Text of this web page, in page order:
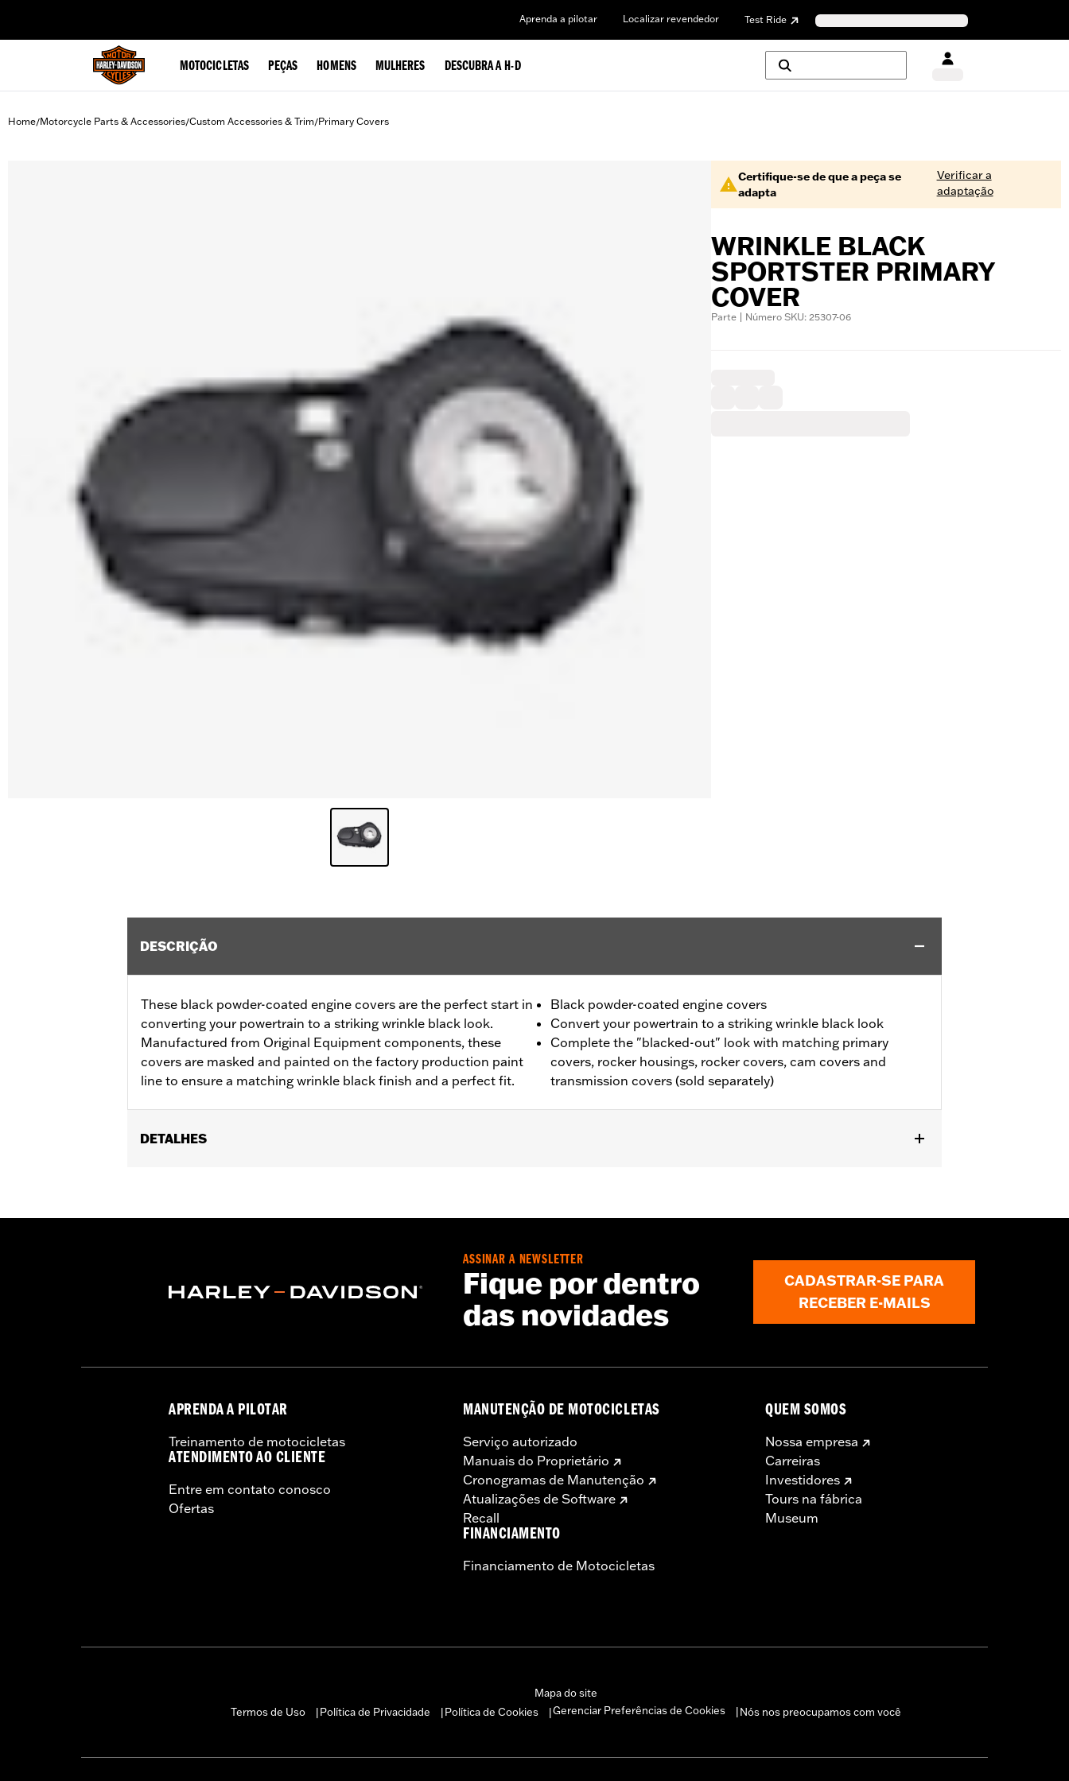
Aprenda a pilotar Localizar revendedor Test Ride
MOTOCICLETAS PEÇAS HOMENS MULHERES DESCUBRA A H-D
Home/Motorcycle Parts & Accessories/Custom Accessories & Trim/Primary Covers
Certifique-se de que a peça se
adapta
Verificar a
adaptação
WRINKLE BLACK
SPORTSTER PRIMARY
COVER
Parte | Número SKU: 25307-06
DESCRIÇÃO
These black powder-coated engine covers are the perfect start in
converting your powertrain to a striking wrinkle black look.
Manufactured from Original Equipment components, these
covers are masked and painted on the factory production paint
line to ensure a matching wrinkle black finish and a perfect fit.
Black powder-coated engine covers
Convert your powertrain to a striking wrinkle black look
Complete the "blacked-out" look with matching primary
covers, rocker housings, rocker covers, cam covers and
transmission covers (sold separately)
DETALHES
In the Box:Bushings only
Removing and installing engine covers may require purchase of new gaskets. See dealer for information.
ASSINAR A NEWSLETTER
Fique por dentro
das novidades
CADASTRAR-SE PARA
RECEBER E-MAILS
APRENDA A PILOTAR
Treinamento de motocicletas
ATENDIMENTO AO CLIENTE
Entre em contato conosco
Ofertas
MANUTENÇÃO DE MOTOCICLETAS
Serviço autorizado
Manuais do Proprietário
Cronogramas de Manutenção
Atualizações de Software
Recall
FINANCIAMENTO
Financiamento de Motocicletas
QUEM SOMOS
Nossa empresa
Carreiras
Investidores
Tours na fábrica
Museum
Mapa do site
Termos de Uso
Política de Privacidade Política de Cookies Gerenciar Preferências de Cookies Nós nos preocupamos com você